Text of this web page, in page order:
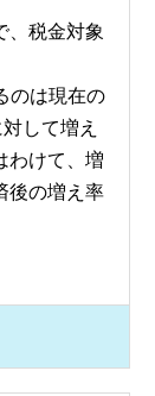
、税金対象
のは現在の
して増え
わけて、増
後の増え率